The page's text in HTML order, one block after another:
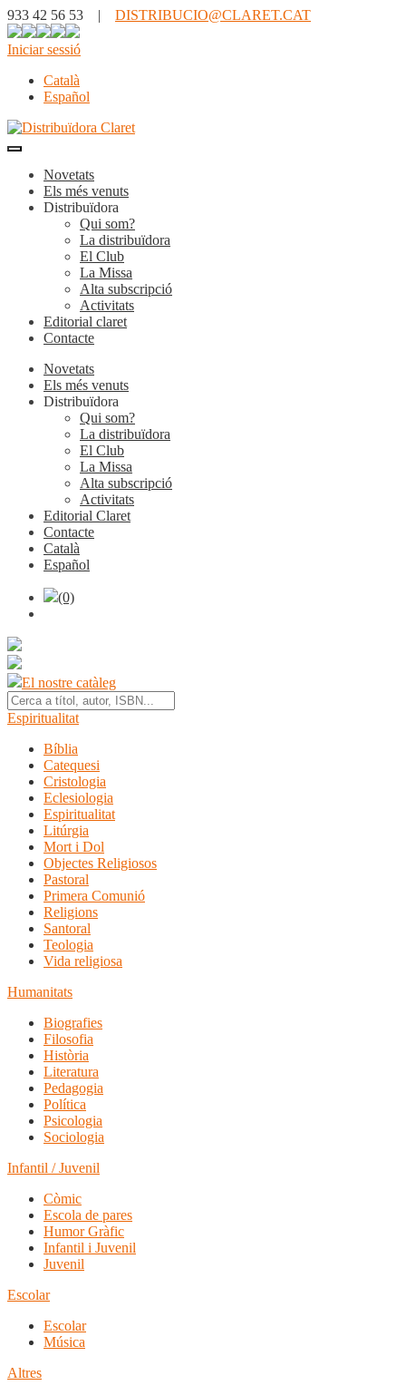
933 42 56 53 | DISTRIBUCIO@CLARET.CAT
Iniciar sessió
Català
Español
Novetats
Els més venuts
Distribuïdora
Qui som?
La distribuïdora
El Club
La Missa
Alta subscripció
Activitats
Editorial claret
Contacte
Novetats
Els més venuts
Distribuïdora
Qui som?
La distribuïdora
El Club
La Missa
Alta subscripció
Activitats
Editorial Claret
Contacte
Català
Español
(0)
El nostre catàleg
Espiritualitat
Bíblia
Catequesi
Cristologia
Eclesiologia
Espiritualitat
Litúrgia
Mort i Dol
Objectes Religiosos
Pastoral
Primera Comunió
Religions
Santoral
Teologia
Vida religiosa
Humanitats
Biografies
Filosofia
Història
Literatura
Pedagogia
Política
Psicologia
Sociologia
Infantil / Juvenil
Còmic
Escola de pares
Humor Gràfic
Infantil i Juvenil
Juvenil
Escolar
Escolar
Música
Altres